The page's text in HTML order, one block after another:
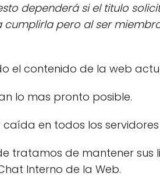
dependerá si el titulo
pero al ser
el contenido de la web
lo mas pronto posible.
en todos los
tratamos de mantener sus
Interno de la Web.